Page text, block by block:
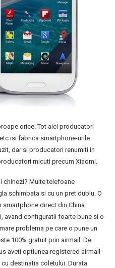
orice. Tot aici producatori
isi fabrica smartphone-urile.
dar si producatori renumiti in
micuti precum Xiaomi.
chinezi? Multe telefoane
schimbata si cu un pret dublu. O
direct din China.
avand configuratii foarte bune si o
problema pe care o pune un
100% gratuit prin airmail. De
aveti optiunea registered airmail
destinatia coletului. Durata